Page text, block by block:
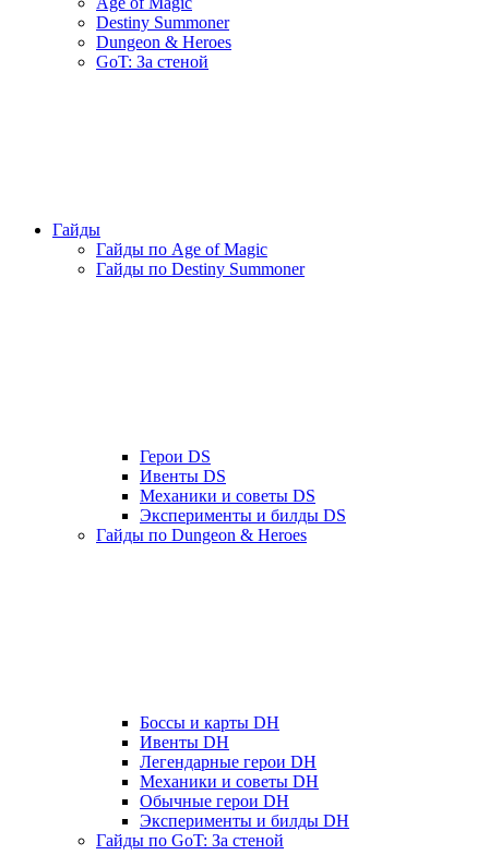
Destiny Summoner
Dungeon & Heroes
GoT: За стеной
Гайды
Гайды по Age of Magic
Гайды по Destiny Summoner
Герои DS
Ивенты DS
Механики и советы DS
Эксперименты и билды DS
Гайды по Dungeon & Heroes
Боссы и карты DH
Ивенты DH
Легендарные герои DH
Механики и советы DH
Обычные герои DH
Эксперименты и билды DH
Гайды по GoT: За стеной